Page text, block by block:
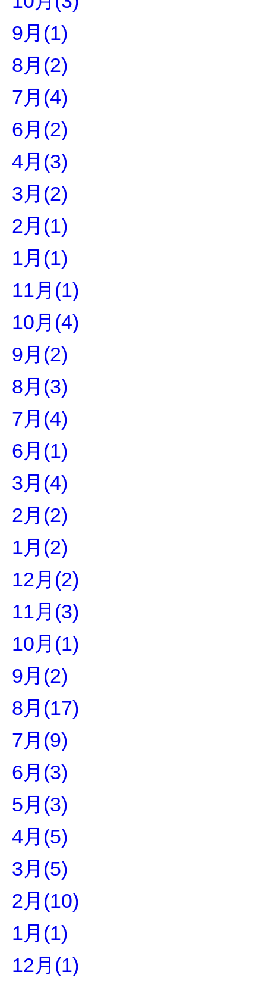
9月(1)
8月(2)
7月(4)
6月(2)
4月(3)
3月(2)
2月(1)
1月(1)
11月(1)
10月(4)
9月(2)
8月(3)
7月(4)
6月(1)
3月(4)
2月(2)
1月(2)
12月(2)
11月(3)
10月(1)
9月(2)
8月(17)
7月(9)
6月(3)
5月(3)
4月(5)
3月(5)
2月(10)
1月(1)
12月(1)